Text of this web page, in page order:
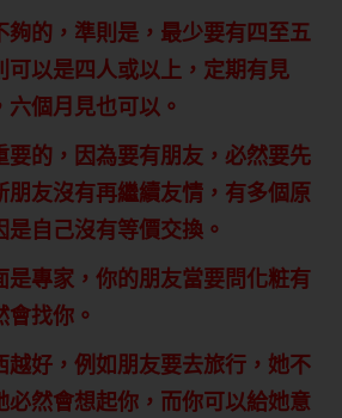
夠的，準則是，最少要有四至五
可以是四人或以上，定期有見
個月見也可以。
要的，因為要有朋友，必然要先
朋友沒有再繼續友情，有多個原
是自己沒有等價交換。
是專家，你的朋友當要問化粧有
會找你。
越好，例如朋友要去旅行，她不
必然會想起你，而你可以給她意